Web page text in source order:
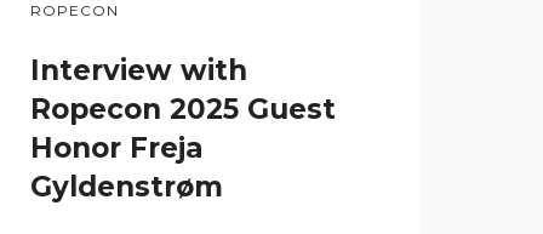
ROPECON
Interview with
Ropecon 2025 Guest
Honor Freja
Gyldenstrøm